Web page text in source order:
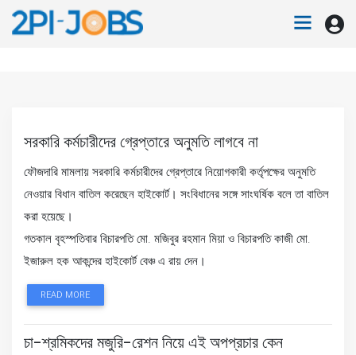
সরকারি কর্মচারীদের গ্রেপ্তারে অনুমতি লাগবে না
ফৌজদারি মামলায় সরকারি কর্মচারীদের গ্রেপ্তারে নিয়োগকারী কর্তৃপক্ষের অনুমতি
নেওয়ার বিধান বাতিল করেছেন হাইকোর্ট। সংবিধানের সঙ্গে সাংঘর্ষিক বলে তা বাতিল
করা হয়েছে।
গতকাল বৃহস্পতিবার বিচারপতি মো. মজিবুর রহমান মিয়া ও বিচারপতি কাজী মো.
ইজারুল হক আকন্দের হাইকোর্ট বেঞ্চ এ রায় দেন।
READ MORE
চা-শ্রমিকদের মজুরি-রেশন নিয়ে এই অপপ্রচার কেন